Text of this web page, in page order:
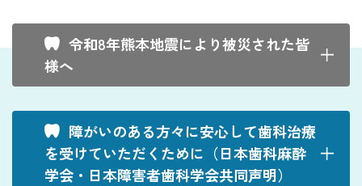
令和8年熊本地震により被災された皆
様へ
障がいのある方々に安心して歯科治療
を受けていただくために（日本歯科麻酔
学会・日本障害者歯科学会共同声明）